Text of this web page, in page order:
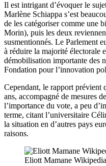
Il est intrigant d’évoquer le
Marlène Schiappa s’est
de les catégoriser comme une
Morin), puis les deux
susmentionnés. Le Parlement
à réduire la majorité électorale
démobilisation importante des
Fondation pour l’innovation
Cependant, le rapport prévient
ans, accompagné de mesures
l’importance du vote, a peu
terme, citant l’universitaire
la situation en d’autres pays
raisons.
Eliott Mamane Wikipedia